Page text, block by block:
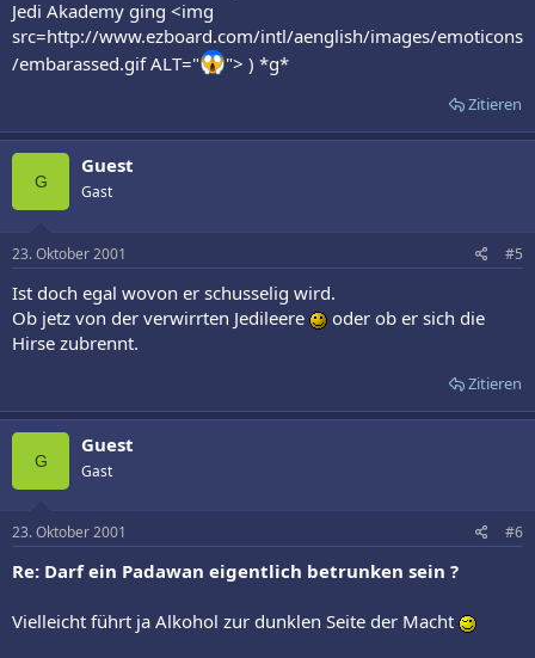
Jedi Akademy ging <img
src=http://www.ezboard.com/intl/aenglish/images/emoticons
/embarassed.gif ALT="
"> ) *g*
Zitieren
G
Guest
Gast
23. Oktober 2001 #5
Ist doch egal wovon er schusselig wird.
Ob jetz von der verwirrten Jedileere
oder ob er sich die
Hirse zubrennt.
Zitieren
G
Guest
Gast
23. Oktober 2001 #6
Re: Darf ein Padawan eigentlich betrunken sein ?
Vielleicht führt ja Alkohol zur dunklen Seite der Macht